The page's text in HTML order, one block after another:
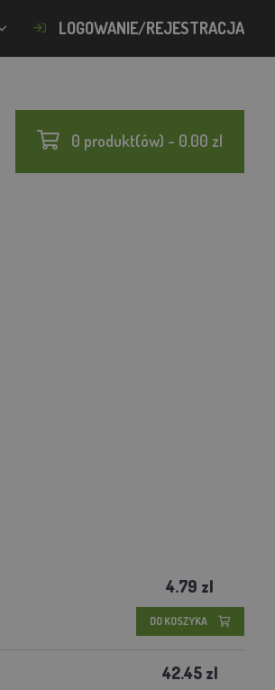
LOGOWANIE/REJESTRACJA
0 produkt(ów) - 0.00 zl
4.79 zl
DO KOSZYKA
42.45 zl